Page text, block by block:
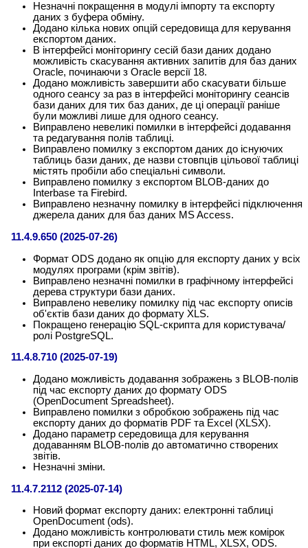
Незначні покращення в модулі імпорту та експорту
даних з буфера обміну.
Додано кілька нових опцій середовища для керування
експортом даних.
В інтерфейсі моніторингу сесій бази даних додано
можливість скасування активних запитів для баз даних
Oracle, починаючи з Oracle версії 18.
Додано можливість завершити або скасувати більше
одного сеансу за раз в інтерфейсі моніторингу сеансів
бази даних для тих баз даних, де ці операції раніше
були можливі лише для одного сеансу.
Виправлено невеликі помилки в інтерфейсі додавання
та редагування полів таблиці.
Виправлено помилку з експортом даних до існуючих
таблиць бази даних, де назви стовпців цільової таблиці
містять пробіли або спеціальні символи.
Виправлено помилку з експортом BLOB-даних до
Interbase та Firebird.
Виправлено незначну помилку в інтерфейсі підключення
джерела даних для баз даних MS Access.
11.4.9.650 (2025-07-26)
Формат ODS додано як опцію для експорту даних у всіх
модулях програми (крім звітів).
Виправлено незначні помилки в графічному інтерфейсі
дерева структури бази даних.
Виправлено невелику помилку під час експорту описів
об'єктів бази даних до формату XLS.
Покращено генерацію SQL-скрипта для користувача/
ролі PostgreSQL.
11.4.8.710 (2025-07-19)
Додано можливість додавання зображень з BLOB-полів
під час експорту даних до формату ODS
(OpenDocument Spreadsheet).
Виправлено помилки з обробкою зображень під час
експорту даних до форматів PDF та Excel (XLSX).
Додано параметр середовища для керування
додаванням BLOB-полів до автоматично створених
звітів.
Незначні зміни.
11.4.7.2112 (2025-07-14)
Новий формат експорту даних: електронні таблиці
OpenDocument (ods).
Додано можливість контролювати стиль меж комірок
при експорті даних до форматів HTML, XLSX, ODS.